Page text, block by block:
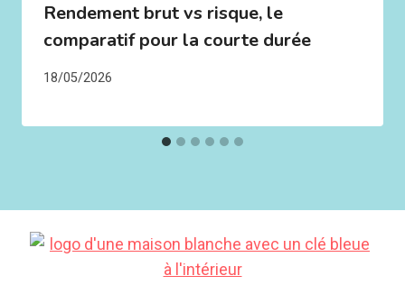
Rendement brut vs risque, le
comparatif pour la courte durée
18/05/2026